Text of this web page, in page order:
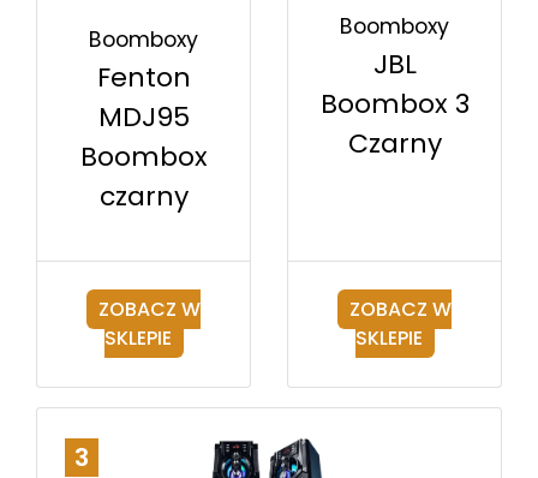
Boomboxy
Fenton
MDJ95
Boombox
czarny
ZOBACZ W
SKLEPIE
Boomboxy
JBL
Boombox 3
Czarny
ZOBACZ W
SKLEPIE
3